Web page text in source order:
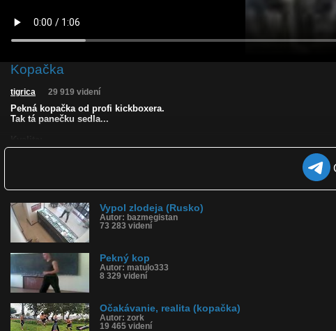
Kopačka
tigrica 29 919 videní
Pekná kopačka od profi kickboxera.
Tak tá panečku sedla...
Zverejnené: 5.2.2010 19:57
Kategória: ľudia
Tagy: kop, kickboxer
História sledovanosti videa:
Vypol zlodeja (Rusko)
Autor: bazmegistan
73 283 videní
Pekný kop
Autor: matulo333
8 329 videní
Očakávanie, realita (kopačka)
Autor: zork
19 465 videní